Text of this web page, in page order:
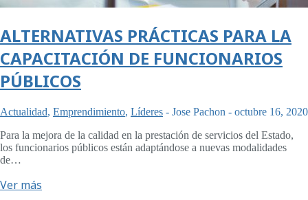
ALTERNATIVAS PRÁCTICAS PARA LA
CAPACITACIÓN DE FUNCIONARIOS
PÚBLICOS
Actualidad, Emprendimiento, Líderes - Jose Pachon - octubre 16, 2020
Para la mejora de la calidad en la prestación de servicios del Estado,
los funcionarios públicos están adaptándose a nuevas modalidades
de…
Ver más